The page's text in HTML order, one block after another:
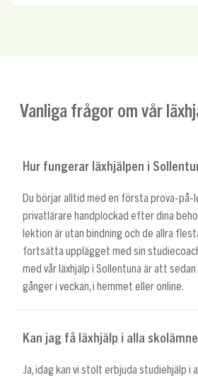
Vanliga frågor om vår
Hur fungerar läxhjälpen i
Du börjar alltid med en första prova-på-
privatlärare handplockad efter dina
lektion är utan bindning och de allra
fortsätta upplägget med sin
med vår läxhjälp i Sollentuna är att
gånger i veckan, i hemmet eller online.
Kan jag få läxhjälp i alla
Ja, idag kan vi stolt erbjuda studiehjälp i